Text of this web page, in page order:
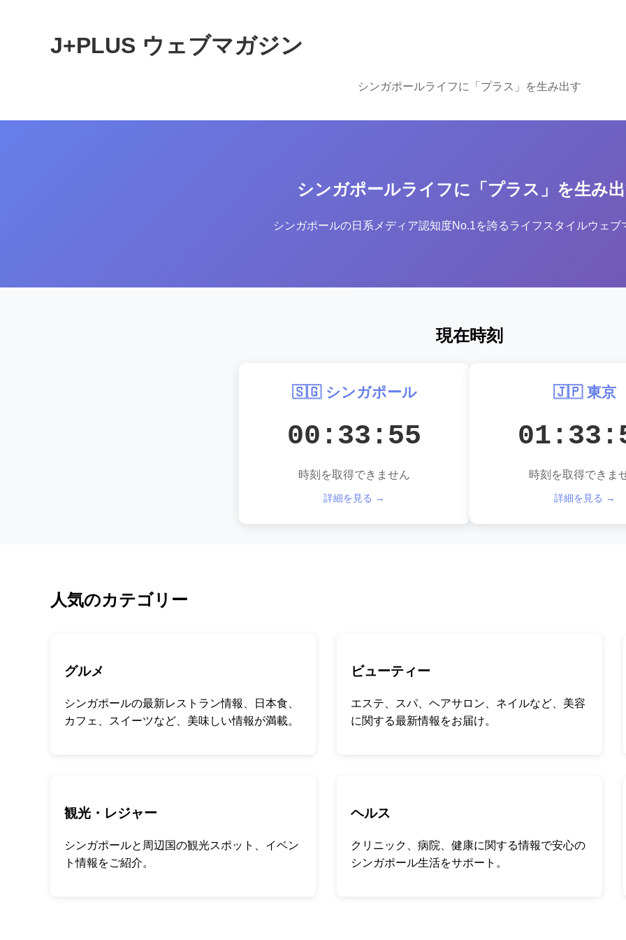
J+PLUS ウェブマガジン
シンガポールライフに「プラス」を生み出す
シンガポールライフに「プラス」を生み
シンガポールの日系メディア認知度No.1を誇るライフスタイルウェブ
現在時刻
🇸🇬 シンガポール
00:33:56
時刻を取得できません
詳細を見る →
🇯🇵 東京
時刻を取得できま
詳細を見る →
人気のカテゴリー
グルメ
シンガポールの最新レストラン情報、日本食、
カフェ、スイーツなど、美味しい情報が満載。
ビューティー
エステ、スパ、ヘアサロン、ネイルなど、美容
に関する最新情報をお届け。
観光・レジャー
シンガポールと周辺国の観光スポット、イベン
ト情報をご紹介。
ヘルス
クリニック、病院、健康に関する情報で安心の
シンガポール生活をサポート。